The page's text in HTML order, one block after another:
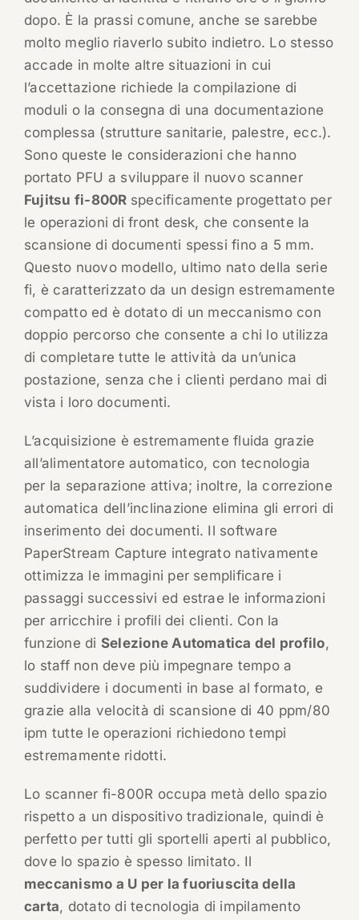
dopo. È la prassi comune, anche se sarebbe
molto meglio riaverlo subito indietro. Lo stesso
accade in molte altre situazioni in cui
l’accettazione richiede la compilazione di
moduli o la consegna di una documentazione
complessa (strutture sanitarie, palestre, ecc.).
Sono queste le considerazioni che hanno
portato PFU a sviluppare il nuovo scanner
Fujitsu fi-800R specificamente progettato per
le operazioni di front desk, che consente la
scansione di documenti spessi fino a 5 mm.
Questo nuovo modello, ultimo nato della serie
fi, è caratterizzato da un design estremamente
compatto ed è dotato di un meccanismo con
doppio percorso che consente a chi lo utilizza
di completare tutte le attività da un’unica
postazione, senza che i clienti perdano mai di
vista i loro documenti.
L’acquisizione è estremamente fluida grazie
all’alimentatore automatico, con tecnologia
per la separazione attiva; inoltre, la correzione
automatica dell’inclinazione elimina gli errori di
inserimento dei documenti. Il software
PaperStream Capture integrato nativamente
ottimizza le immagini per semplificare i
passaggi successivi ed estrae le informazioni
per arricchire i profili dei clienti. Con la
funzione di Selezione Automatica del profilo,
lo staff non deve più impegnare tempo a
suddividere i documenti in base al formato, e
grazie alla velocità di scansione di 40 ppm/80
ipm tutte le operazioni richiedono tempi
estremamente ridotti.
Lo scanner fi-800R occupa metà dello spazio
rispetto a un dispositivo tradizionale, quindi è
perfetto per tutti gli sportelli aperti al pubblico,
dove lo spazio è spesso limitato. Il
meccanismo a U per la fuoriuscita della
carta, dotato di tecnologia di impilamento